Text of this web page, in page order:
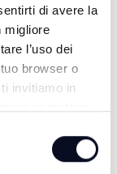
di avere la
migliore
l’uso dei
browser o
invitiamo in
del